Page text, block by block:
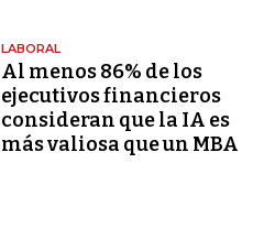
LABORAL
Al menos 86% de los
ejecutivos financieros
consideran que la IA es
más valiosa que un MBA